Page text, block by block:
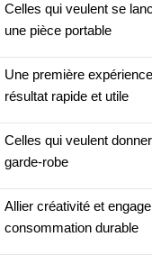
Celles qui veulent se
une pièce portable
Une première
résultat rapide et utile
Celles qui veulent
garde-robe
Allier créativité et
consommation durable